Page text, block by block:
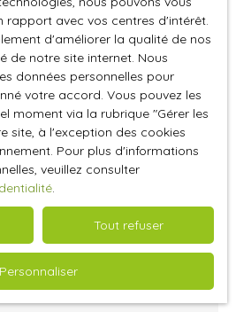
Créer une alerte
rapport avec vos centres d'intérêt.
d'améliorer la qualité de nos
de notre site internet. Nous
données personnelles pour
votre accord. Vous pouvez les
moment via la rubrique ″Gérer les
site, à l'exception des cookies
Pour plus d'informations
veuillez consulter
.
Tout refuser
Personnaliser